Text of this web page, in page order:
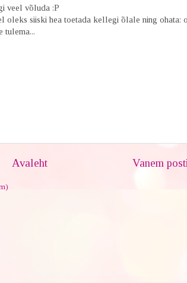
veel võluda :P
oleks siiski hea toetada kellegi õlale ning ohata:
tulema...
Vanem
Avaleht